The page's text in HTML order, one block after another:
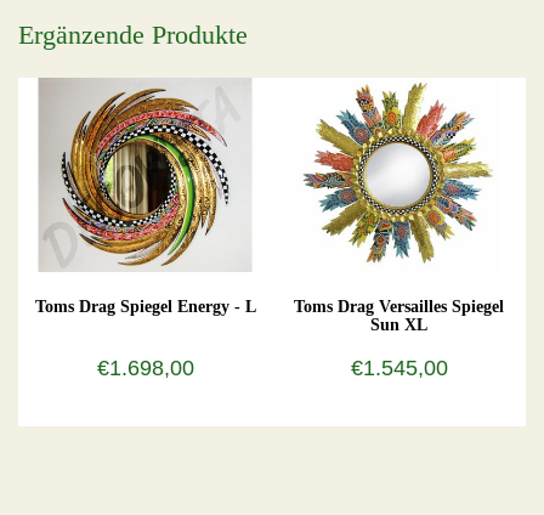
Ergänzende Produkte
Toms Drag Spiegel Energy - L
€1.698,00
Toms Drag Versailles Spiegel
Sun XL
€1.545,00